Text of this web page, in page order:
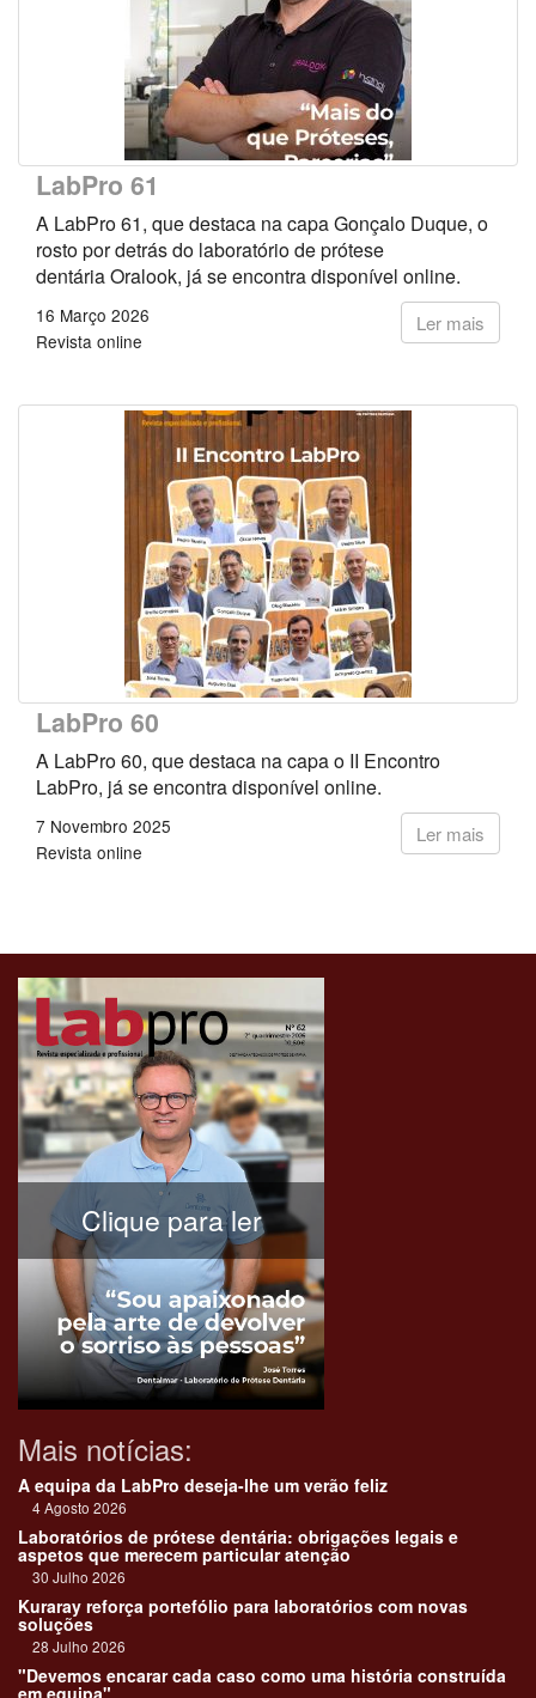
LabPro 61
A LabPro 61, que destaca na capa Gonçalo Duque, o
rosto por detrás do laboratório de prótese
dentária Oralook, já se encontra disponível online.
Ler mais
16 Março 2026
Revista online
LabPro 60
A LabPro 60, que destaca na capa o II Encontro
LabPro, já se encontra disponível online.
Ler mais
7 Novembro 2025
Revista online
Clique para ler
Mais notícias:
A equipa da LabPro deseja-lhe um verão feliz
4 Agosto 2026
Laboratórios de prótese dentária: obrigações legais e
aspetos que merecem particular atenção
30 Julho 2026
Kuraray reforça portefólio para laboratórios com novas
soluções
28 Julho 2026
"Devemos encarar cada caso como uma história construída